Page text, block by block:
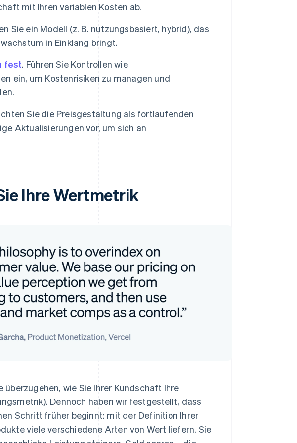
mit Ihren variablen Kosten ab.
Sie ein Modell (z. B. nutzungsbasiert, hybrid), das
in Einklang bringt.
fest. Führen Sie Kontrollen wie
ein, um Kostenrisiken zu managen und
Sie die Preisgestaltung als fortlaufenden
Aktualisierungen vor, um sich an
Ihre Wertmetrik
wie Sie Ihrer Kundschaft Ihre
Dennoch haben wir festgestellt, dass
Schritt früher beginnt: mit der Definition Ihrer
viele verschiedene Arten von Wert liefern. Sie